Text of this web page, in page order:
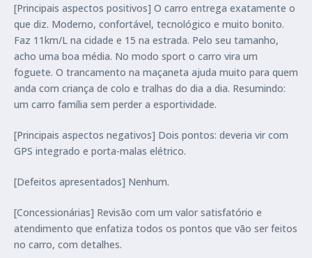
[Principais aspectos positivos] O carro entrega exatamente o
que diz. Moderno, confortável, tecnológico e muito bonito.
Faz 11km/L na cidade e 15 na estrada. Pelo seu tamanho,
acho uma boa média. No modo sport o carro vira um
foguete. O trancamento na maçaneta ajuda muito para quem
anda com criança de colo e tralhas do dia a dia. Resumindo:
um carro família sem perder a esportividade.
[Principais aspectos negativos] Dois pontos: deveria vir com
GPS integrado e porta-malas elétrico.
[Defeitos apresentados] Nenhum.
[Concessionárias] Revisão com um valor satisfatório e
atendimento que enfatiza todos os pontos que vão ser feitos
no carro, com detalhes.